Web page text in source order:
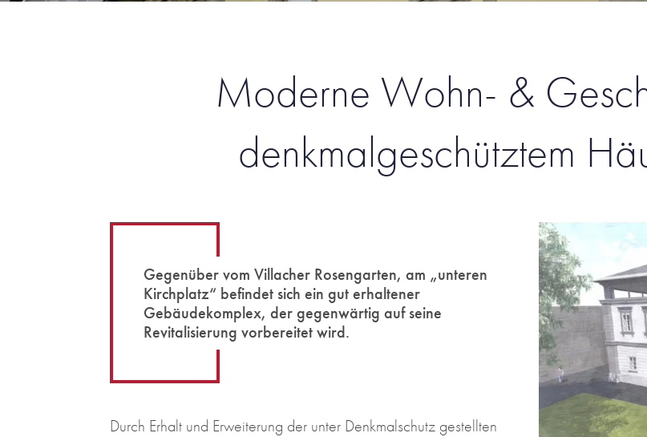
Moderne Wohn- &
denkmalgeschütztem
Gegenüber vom Villacher Rosengarten, am „unteren
Kirchplatz“ befindet sich ein gut erhaltener
Gebäudekomplex, der gegenwärtig auf seine
Revitalisierung vorbereitet wird.
Durch Erhalt und Erweiterung der unter Denkmalschutz gestellten